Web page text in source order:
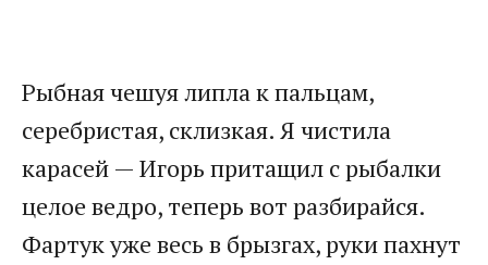
Рыбная чешуя липла к пальцам,
серебристая, склизкая. Я чистила
карасей — Игорь притащил с рыбалки
целое ведро, теперь вот разбирайся.
Фартук уже весь в брызгах, руки пахнут